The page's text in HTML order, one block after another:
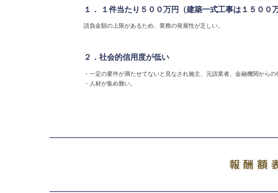
１． １件当たり５００万円（建築一式工事は１５００
請負金額の上限があるため、業務の発展性が乏しい。
２．社会的信用度が低い
・一定の要件が満たせてないと見なされ施主、元請業者、金融機関からの
・人材が集め難い。